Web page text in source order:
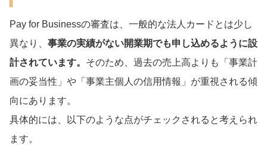
Pay for Businessの審査は、一般的な法人カードとは少し
異なり、 事業の実績がない開業期でも申し込めるように設
計されています。 そのため、過去の売上高よりも「事業計
画の妥当性」や「事業主個人の信用情報」が重視される傾
向にあります。
具体的には、以下のような点がチェックされると考えられ
ます。